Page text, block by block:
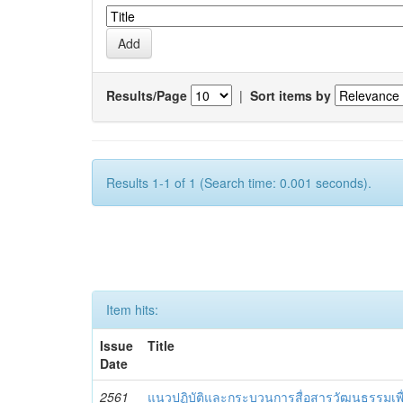
Results/Page | Sort items by
Results 1-1 of 1 (Search time: 0.001 seconds).
Item hits:
Issue
Date
Title
2561 แนวปฏิบัติและกระบวนการสื่อสารวัฒนธรรมเ